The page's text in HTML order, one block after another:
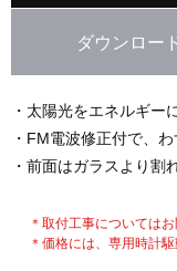
ダウンロー
・太陽光をエネルギー
・FM電波修正付で、
・前面はガラスより割
＊取付工事については
＊価格には、専用時計